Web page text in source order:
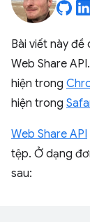
Bài viết này
Web Share
hiện trong
hiện trong
Web Share API
tệp. Ở dạng
sau: